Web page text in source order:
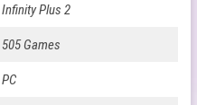
Infinity Plus 2
505 Games
PC